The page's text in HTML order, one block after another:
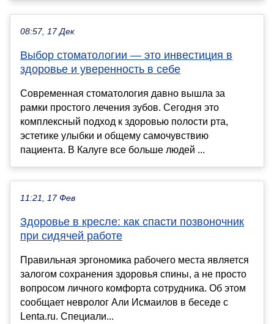
08:57, 17 Дек
Выбор стоматологии — это инвестиция в
здоровье и уверенность в себе
Современная стоматология давно вышла за
рамки простого лечения зубов. Сегодня это
комплексный подход к здоровью полости рта,
эстетике улыбки и общему самочувствию
пациента. В Калуге все больше людей ...
11:21, 17 Фев
Здоровье в кресле: как спасти позвоночник
при сидячей работе
Правильная эргономика рабочего места является
залогом сохранения здоровья спины, а не просто
вопросом личного комфорта сотрудника. Об этом
сообщает невролог Али Исмаилов в беседе с
Lenta.ru. Специали...